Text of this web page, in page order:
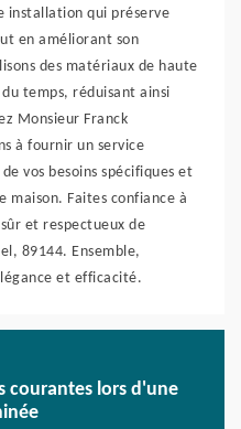
installation qui préserve
en améliorant son
des matériaux de haute
temps, réduisant ainsi
Monsieur Franck
à fournir un service
vos besoins spécifiques et
Faites confiance à
et respectueux de
89144. Ensemble,
et efficacité.
courantes lors d'une